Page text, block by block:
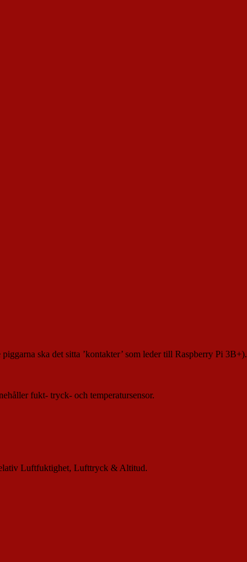
ska det sitta ’kontakter’ som leder till Raspberry Pi 3B+).
fukt- tryck- och temperatursensor.
Luftfuktighet, Lufttryck & Altitud.